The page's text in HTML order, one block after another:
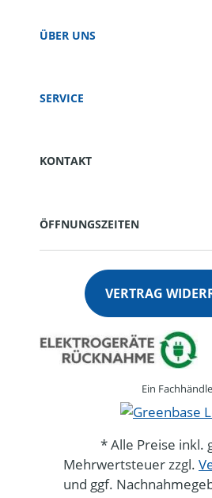
ÜBER UNS
SERVICE
KONTAKT
ÖFFNUNGSZEITEN
VERTRAG
Ein
* Alle Preise inkl.
Mehrwertsteuer zzgl.
und ggf.